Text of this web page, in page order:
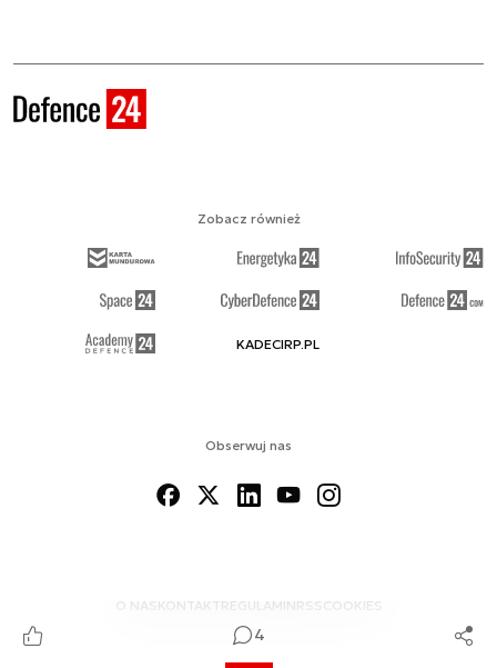
4
Obserwuj nas
O NAS KONTAKTREGULAMINRSS COOKIES
Zobacz również
KADECIRP.PL